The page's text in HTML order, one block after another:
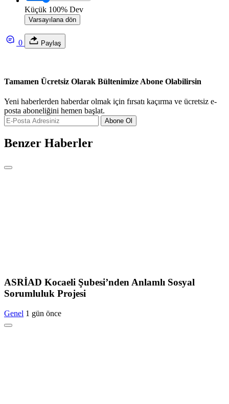
Küçük 100% Dev
Varsayılana dön
0 Paylaş
Tamamen Ücretsiz Olarak Bültenimize Abone Olabilirsin
Yeni haberlerden haberdar olmak için fırsatı kaçırma ve ücretsiz e-
posta aboneliğini hemen başlat.
Abone Ol
Benzer Haberler
ASRİAD Kocaeli Şubesi’nden Anlamlı Sosyal
Sorumluluk Projesi
Genel 1 gün önce